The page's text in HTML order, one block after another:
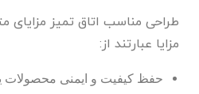
طراحی مناسب اتاق تمیز مزایای
مزایا عبارتند از:
حفظ کیفیت و ایمنی محصولات